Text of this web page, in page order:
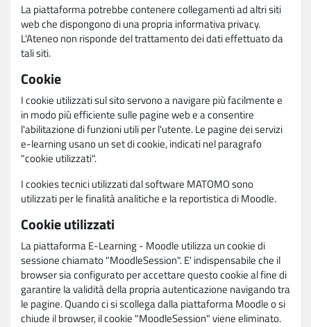
La piattaforma potrebbe contenere collegamenti ad altri siti
web che dispongono di una propria informativa privacy.
L'Ateneo non risponde del trattamento dei dati effettuato da
tali siti.
Cookie
I cookie utilizzati sul sito servono a navigare più facilmente e
in modo più efficiente sulle pagine web e a consentire
l'abilitazione di funzioni utili per l'utente. Le pagine dei servizi
e-learning usano un set di cookie, indicati nel paragrafo
"cookie utilizzati".
I cookies tecnici utilizzati dal software MATOMO sono
utilizzati per le finalità analitiche e la reportistica di Moodle.
Cookie utilizzati
La piattaforma E-Learning - Moodle utilizza un cookie di
sessione chiamato "MoodleSession". E' indispensabile che il
browser sia configurato per accettare questo cookie al fine di
garantire la validità della propria autenticazione navigando tra
le pagine. Quando ci si scollega dalla piattaforma Moodle o si
chiude il browser, il cookie "MoodleSession" viene eliminato.